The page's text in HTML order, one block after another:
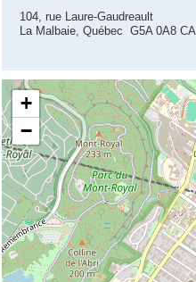
104, rue Laure-Gaudreault
La Malbaie, Québec G5A 0A8 CA
+
−